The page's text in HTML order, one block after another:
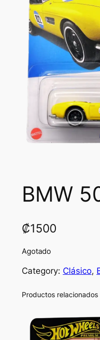
BMW
₡1500
Agotado
Category: Clásico,
Productos relacionados